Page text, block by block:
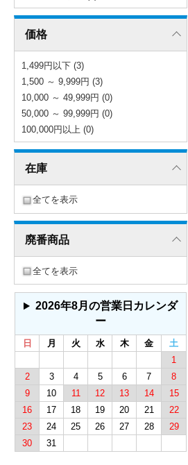
価格
1,499円以下 (3)
1,500 ～ 9,999円 (3)
10,000 ～ 49,999円 (0)
50,000 ～ 99,999円 (0)
100,000円以上 (0)
在庫
全てを表示
廃番商品
全てを表示
2026年8月の営業日カレンダ
ー
日 月 火 水 木 金
土
1
2
3 4 5 6 7
8
9
10 11 12 13 14
15
16
17 18 19 20 21
22
23
24 25 26 27 28
29
30
31